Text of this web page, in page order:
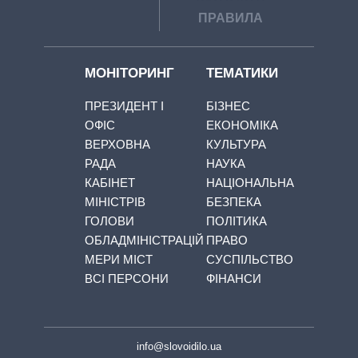
ПРАВИЛА
МОНІТОРИНГ
ПРЕЗИДЕНТ І
ОФІС
ВЕРХОВНА
РАДА
КАБІНЕТ
МІНІСТРІВ
ГОЛОВИ
ОБЛАДМІНІСТРАЦІЙ
МЕРИ МІСТ
ВСІ ПЕРСОНИ
ТЕМАТИКИ
БІЗНЕС
ЕКОНОМІКА
КУЛЬТУРА
НАУКА
НАЦІОНАЛЬНА
БЕЗПЕКА
ПОЛІТИКА
ПРАВО
СУСПІЛЬСТВО
ФІНАНСИ
info@slovoidilo.ua